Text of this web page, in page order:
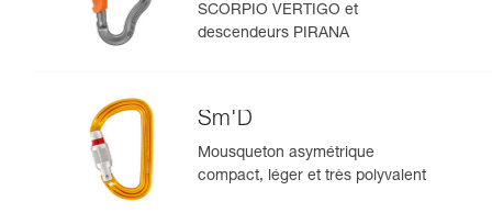
SCORPIO VERTIGO et
descendeurs PIRANA
Sm'D
Mousqueton asymétrique
compact, léger et très polyvalent